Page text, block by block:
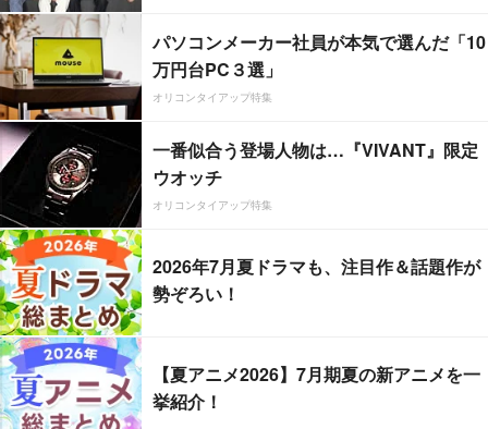
パソコンメーカー社員が本気で選んだ「10
万円台PC３選」
オリコンタイアップ特集
一番似合う登場人物は…『VIVANT』限定
ウオッチ
オリコンタイアップ特集
2026年7月夏ドラマも、注目作＆話題作が
勢ぞろい！
【夏アニメ2026】7月期夏の新アニメを一
挙紹介！